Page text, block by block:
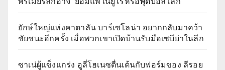
ยักษ์ใหญ่แห่งคาตาลัน บาร์เซโลน่า อยากกลับมาคว้า
ชัยชนะอีกครั้ง เมื่อพวกเขาเปิดบ้านรับมือเซบีย่าในลีก
ซาเน่ผู้แข็งแกร่ง อูลี่โฮเนซตื่นเต้นกับฟอร์มของ ลีรอย